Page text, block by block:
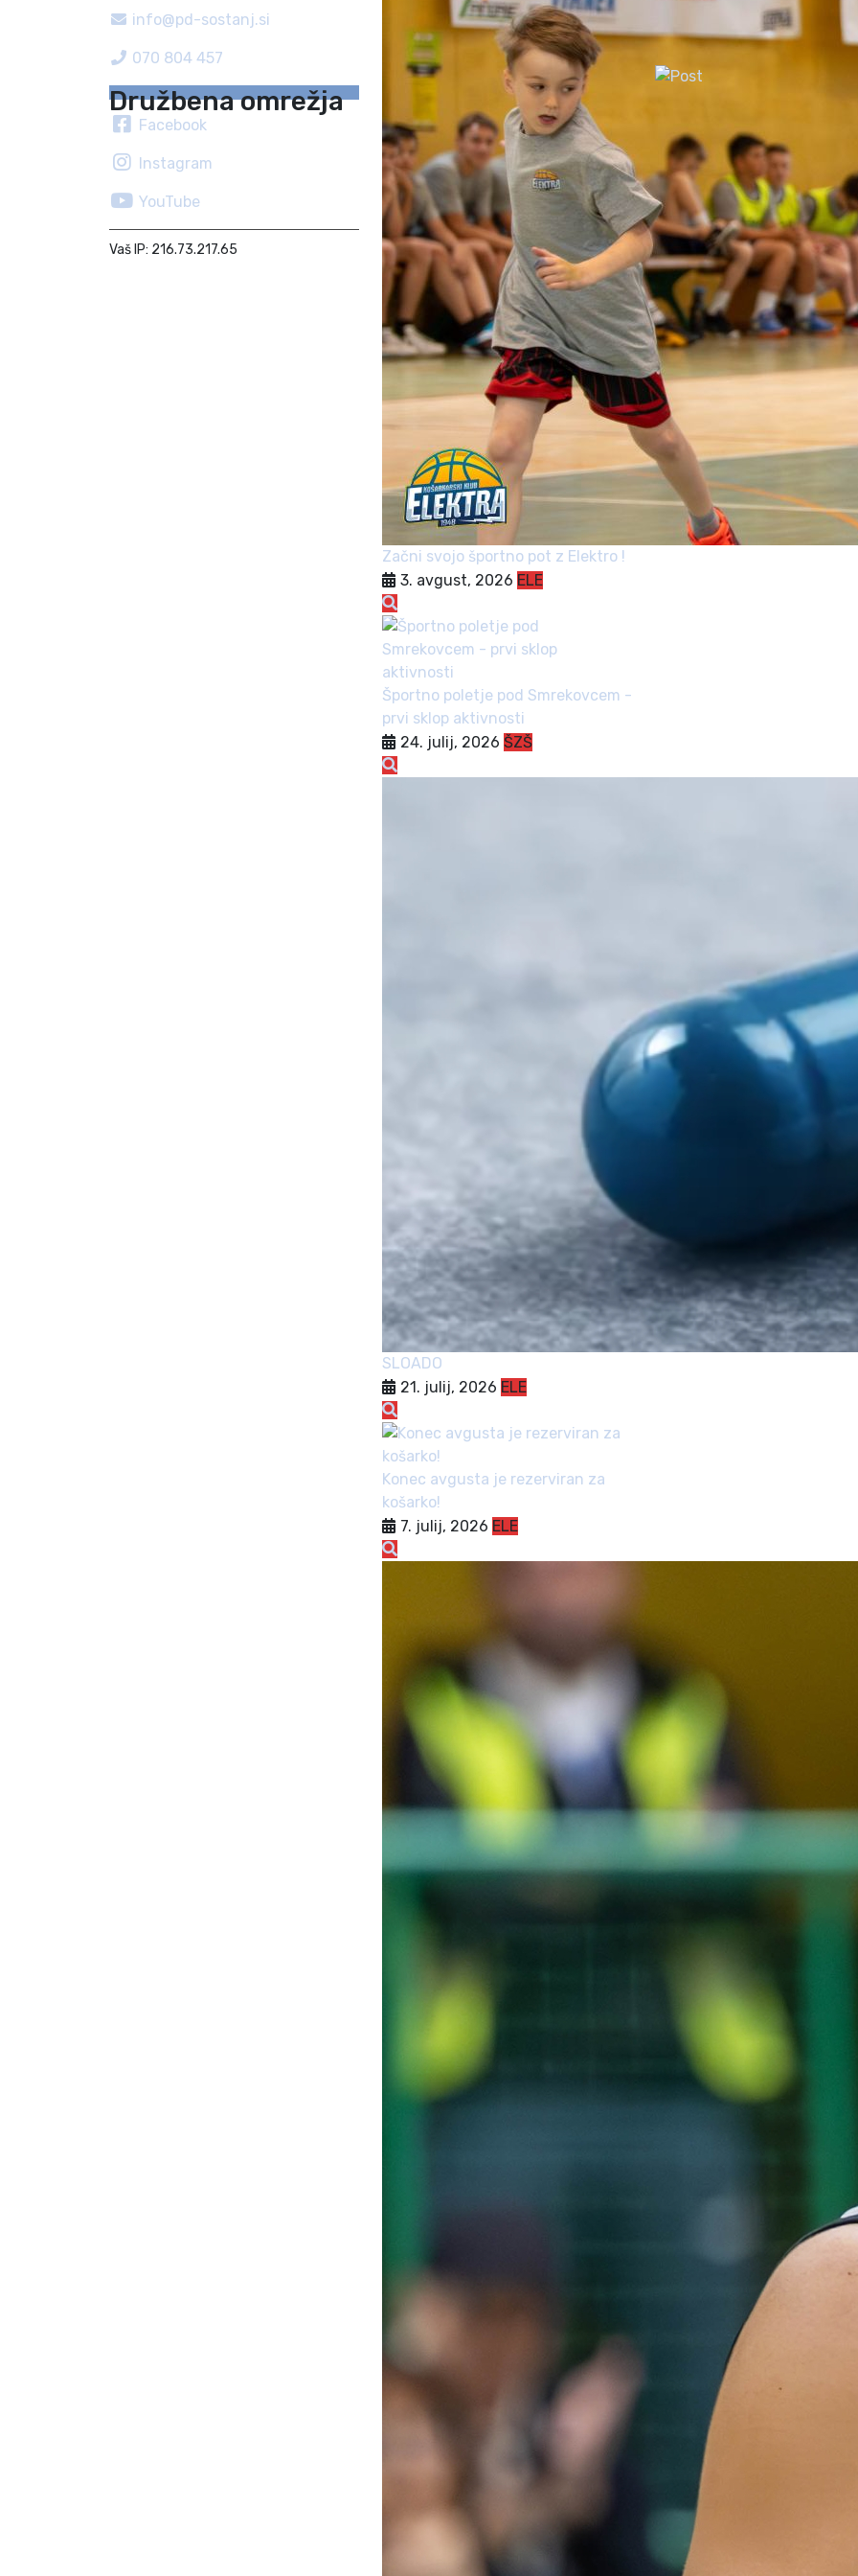
info@pd-sostanj.si
070 804 457
Družbena omrežja
Facebook
Instagram
YouTube
Vaš IP: 216.73.217.65
Začni svojo športno pot z Elektro !
3. avgust, 2026 ELE
Športno poletje pod Smrekovcem -
prvi sklop aktivnosti
24. julij, 2026 ŠZŠ
SLOADO
21. julij, 2026 ELE
Konec avgusta je rezerviran za
košarko!
7. julij, 2026 ELE
Poletni rekreativni turnir
29. avgust, 2026
Dan odprtih vrat
23. september, 2026